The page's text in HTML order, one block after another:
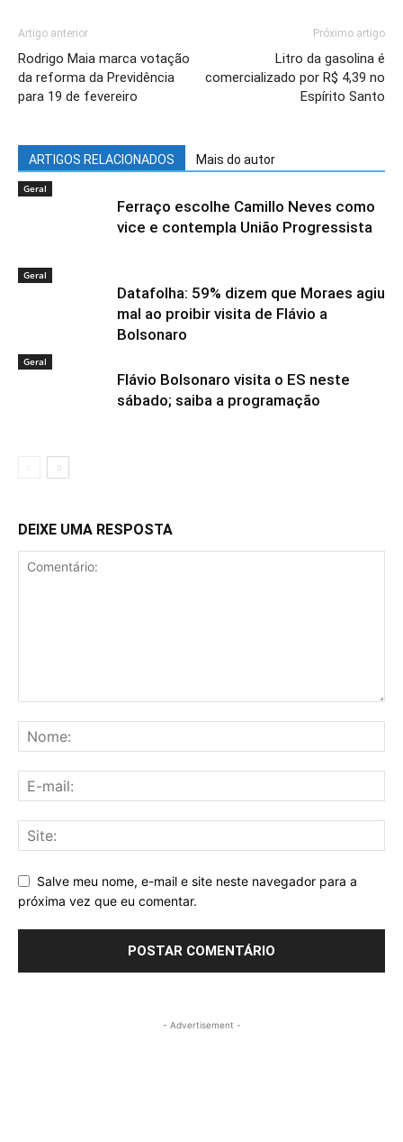
Artigo anterior
Rodrigo Maia marca votação
da reforma da Previdência
para 19 de fevereiro
Próximo artigo
Litro da gasolina é
comercializado por R$ 4,39 no
Espírito Santo
ARTIGOS RELACIONADOS Mais do autor
Geral
Ferraço escolhe Camillo Neves como
vice e contempla União Progressista
Geral
Datafolha: 59% dizem que Moraes agiu
mal ao proibir visita de Flávio a
Bolsonaro
Geral
Flávio Bolsonaro visita o ES neste
sábado; saiba a programação
DEIXE UMA RESPOSTA
Salve meu nome, e-mail e site neste navegador para a
próxima vez que eu comentar.
- Advertisement -